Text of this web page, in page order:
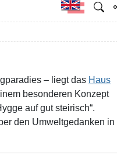
German
– liegt das Haus
besonderen Konzept
auf gut steirisch“.
den Umweltgedanken in